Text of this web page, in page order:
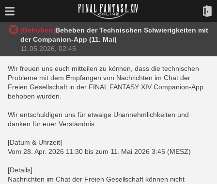
[Behoben]Beheben der Technischen Schwierigkeiten mit
der Companion-App (11. Mai)
11.05.2026, 02:45
Wir freuen uns euch mitteilen zu können, dass die technischen
Probleme mit dem Empfangen von Nachrichten im Chat der
Freien Gesellschaft in der FINAL FANTASY XIV Companion-App
behoben wurden.
Wir entschuldigen uns für etwaige Unannehmlichkeiten und
danken für euer Verständnis.
[Datum & Uhrzeit]
Vom 28. Apr. 2026 11:30 bis zum 11. Mai 2026 3:45 (MESZ)
[Details]
Nachrichten im Chat der Freien Gesellschaft können nicht